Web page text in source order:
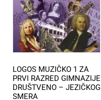
LOGOS MUZIČKO 1 ZA
PRVI RAZRED GIMNAZIJE
DRUŠTVENO – JEZIČKOG
SMERA